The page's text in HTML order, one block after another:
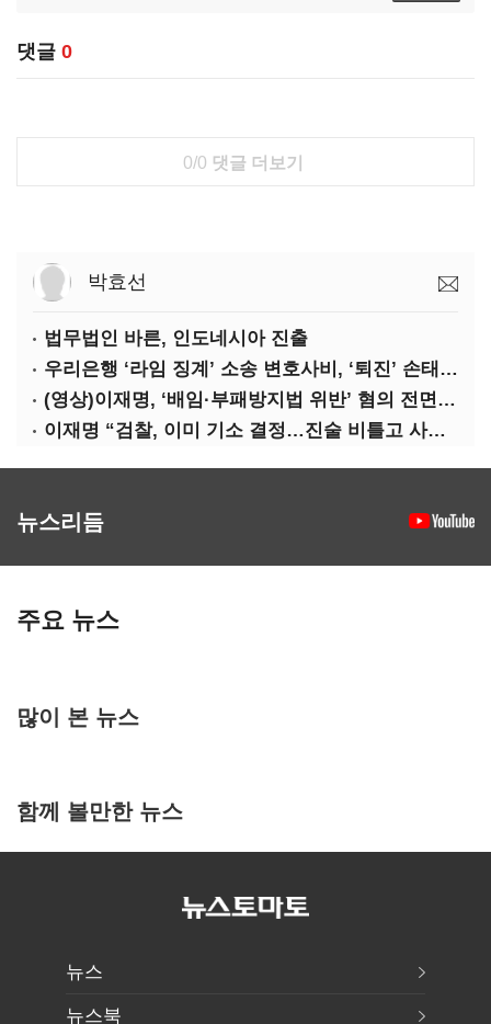
댓글 0
0/0 댓글 더보기
박효선
법무법인 바른, 인도네시아 진출
우리은행 ‘라임 징계’ 소송 변호사비, ‘퇴진’ 손태승 회장 개인이 납부하나
(영상)이재명, ‘배임·부패방지법 위반’ 혐의 전면 반박(종합)
이재명 “검찰, 이미 기소 결정…진술 비틀고 사건 조작에 악용”
뉴스리듬
주요 뉴스
많이 본 뉴스
함께 볼만한 뉴스
뉴스
뉴스북